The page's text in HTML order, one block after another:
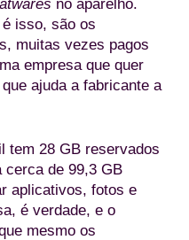
no aparelho.
isso, são os
muitas vezes pagos
empresa que quer
ajuda a fabricante a
tem 28 GB reservados
cerca de 99,3 GB
aplicativos, fotos e
é verdade, e o
mesmo os